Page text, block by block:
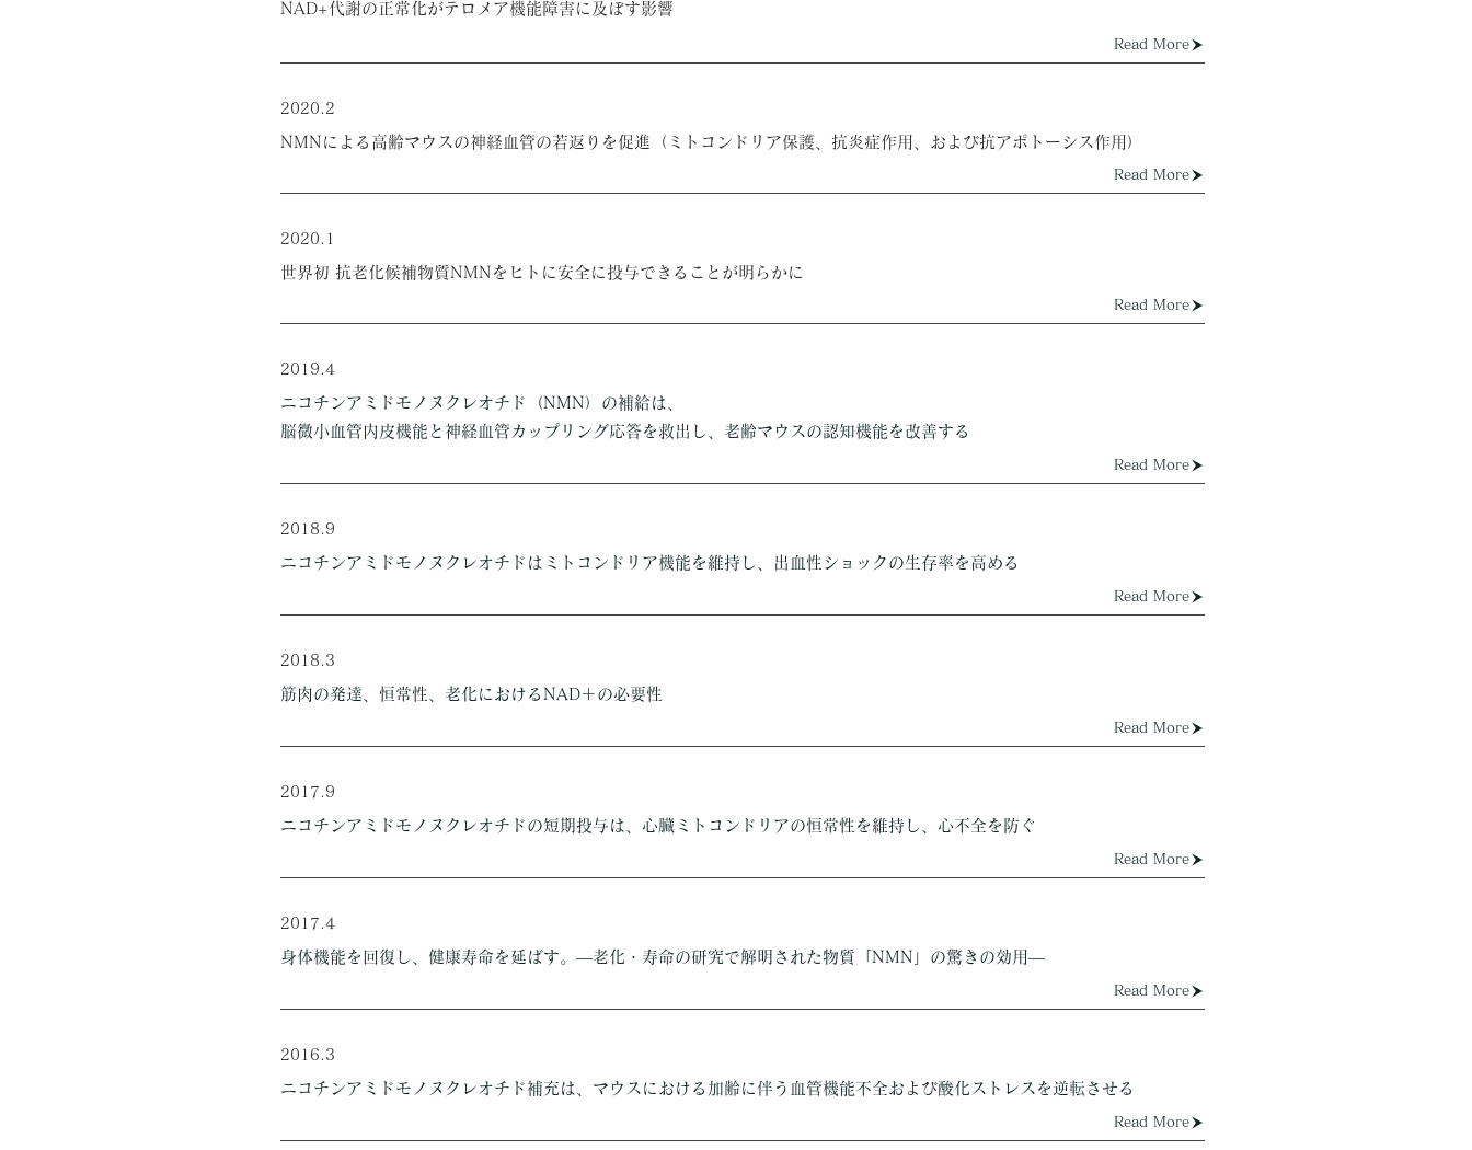
NAD+代謝の正常化がテロメア機能障害に及ぼす影響
Read More
2020.2
NMNによる高齢マウスの神経血管の若返りを促進（ミトコンドリア保護、抗炎症作用、および抗アポトーシス作用）
Read More
2020.1
世界初 抗老化候補物質NMNをヒトに安全に投与できることが明らかに
Read More
2019.4
ニコチンアミドモノヌクレオチド（NMN）の補給は、
脳微小血管内皮機能と神経血管カップリング応答を救出し、老齢マウスの認知機能を改善する
Read More
2018.9
ニコチンアミドモノヌクレオチドはミトコンドリア機能を維持し、出血性ショックの生存率を高める
Read More
2018.3
筋肉の発達、恒常性、老化におけるNAD＋の必要性
Read More
2017.9
ニコチンアミドモノヌクレオチドの短期投与は、心臓ミトコンドリアの恒常性を維持し、心不全を防ぐ
Read More
2017.4
身体機能を回復し、健康寿命を延ばす。―老化・寿命の研究で解明された物質「NMN」の驚きの効用―
Read More
2016.3​
ニコチンアミドモノヌクレオチド補充は、マウスにおける加齢に伴う血管機能不全および酸化ストレスを逆転させる
Read More